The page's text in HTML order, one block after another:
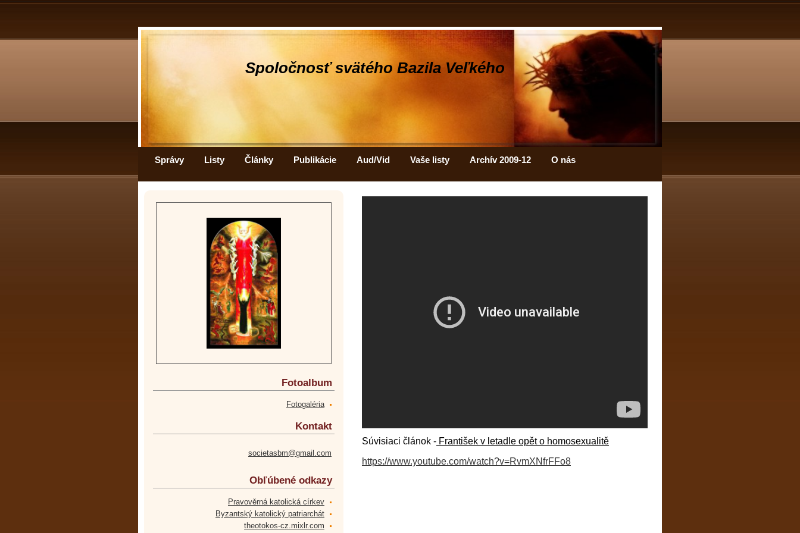
Spoločnosť svätého Bazila Veľkého
Správy Listy Články Publikácie Aud/Vid Vaše listy Archív 2009-12 O nás
Súvisiaci článok - František v letadle opět o homosexualitě
https://www.youtube.com/watch?v=RvmXNfrFFo8
Fotoalbum
Fotogaléria
Kontakt
societasbm@gmail.com
Obľúbené odkazy
Pravověrná katolická církev
Byzantský katolický patriarchát
theotokos-cz.mixlr.com